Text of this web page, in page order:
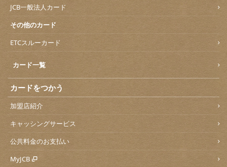
JCB一般法人カード
その他のカード
ETCスルーカード
カード一覧
カードをつかう
加盟店紹介
キャッシングサービス
公共料金のお支払い
MyJCB